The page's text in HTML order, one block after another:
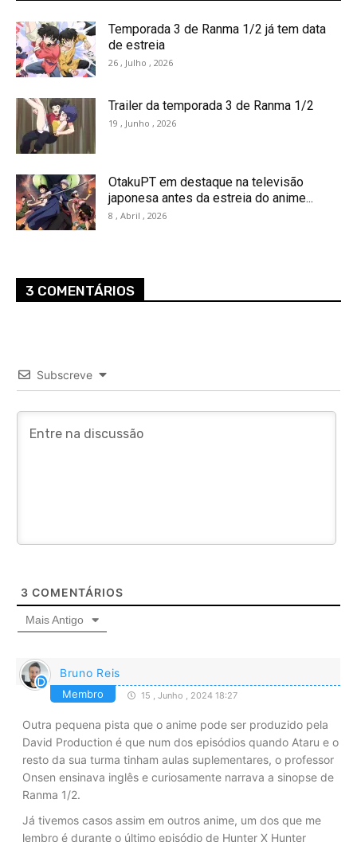
Temporada 3 de Ranma 1/2 já tem data
de estreia
26 , Julho , 2026
Trailer da temporada 3 de Ranma 1/2
19 , Junho , 2026
OtakuPT em destaque na televisão
japonesa antes da estreia do anime...
8 , Abril , 2026
3 COMENTÁRIOS
Subscreve
3 COMENTÁRIOS
Mais Antigo
Bruno Reis
Membro 15 , Junho , 2024 18:27
Outra pequena pista que o anime pode ser produzido pela
David Production é que num dos episódios quando Ataru e o
resto da sua turma tinham aulas suplementares, o professor
Onsen ensinava inglês e curiosamente narrava a sinopse de
Ranma 1/2.
Já tivemos casos assim em outros anime, um dos que me
lembro é durante o último episódio de Hunter X Hunter